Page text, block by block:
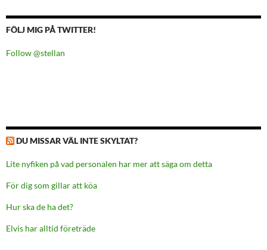
FÖLJ MIG PÅ TWITTER!
Follow @stellan
DU MISSAR VÄL INTE SKYLTAT?
Lite nyfiken på vad personalen har mer att säga om detta
För dig som gillar att köa
Hur ska de ha det?
Elvis har alltid företräde